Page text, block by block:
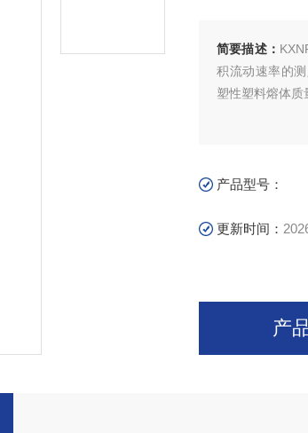
简要描述：
积流动速率的
塑性塑料熔体
产品型号：
更新时间：
产